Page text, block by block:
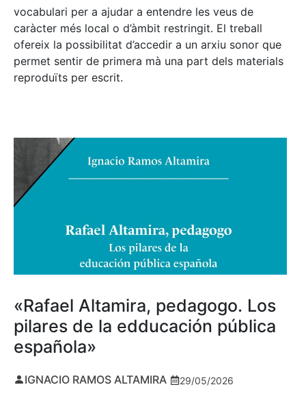
vocabulari per a ajudar a entendre les veus de
caràcter més local o d’àmbit restringit. El treball
ofereix la possibilitat d’accedir a un arxiu sonor que
permet sentir de primera mà una part dels materials
reproduïts per escrit.
«Rafael Altamira, pedagogo. Los
pilares de la edducación pública
española»
IGNACIO RAMOS ALTAMIRA 29/05/2026